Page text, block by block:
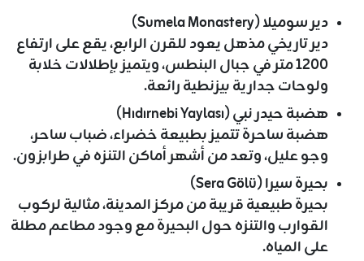
دير سوميلا (Sumela Monastery)
دير تاريخي مذهل يعود للقرن الرابع، يقع على ارتفاع
1200 متر في جبال البنطس، ويتميز بإطلالات خلابة
ولوحات جدارية بيزنطية رائعة.
هضبة حيدر نبي (Hıdırnebi Yaylası)
هضبة ساحرة تتميز بطبيعة خضراء، ضباب ساحر،
وجو عليل، وتعد من أشهر أماكن التنزه في طرابزون.
بحيرة سيرا (Sera Gölü)
بحيرة طبيعية قريبة من مركز المدينة، مثالية لركوب
القوارب والتنزه حول البحيرة مع وجود مطاعم مطلة
على المياه.